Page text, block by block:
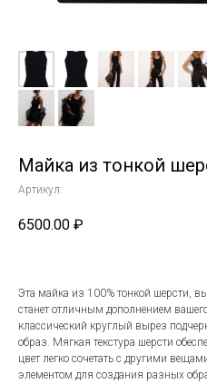
Майка из тонкой
Артикул:
6500.00 ₽
Эта майка из 100% тонкой шерсти,
станет отличным дополнением
классический круглый вырез
образ. Мягкая текстура шерсти
цвет легко сочетать с другими
элементом для создания разных